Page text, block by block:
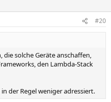
#20
solche Geräte anschaffen,
den Lambda-Stack
der Regel weniger adressiert.